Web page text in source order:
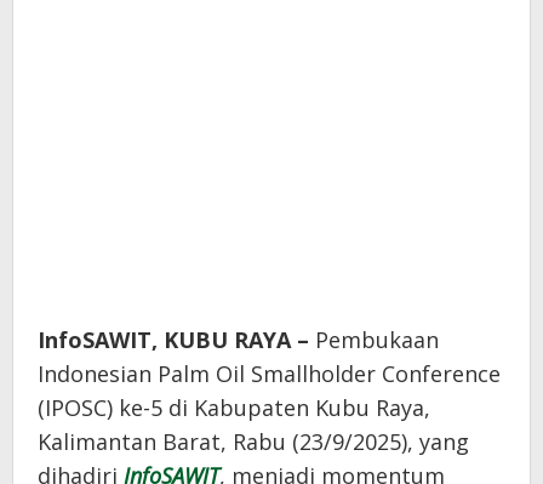
InfoSAWIT, KUBU RAYA – Pembukaan
Indonesian Palm Oil Smallholder Conference
(IPOSC) ke-5 di Kabupaten Kubu Raya,
Kalimantan Barat, Rabu (23/9/2025), yang
dihadiri InfoSAWIT, menjadi momentum